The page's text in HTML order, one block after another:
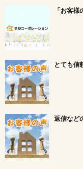
「お客
とても信
返信など